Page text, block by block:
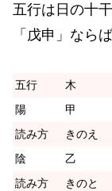
五行は日の十
「戊申」なら
五行 木
陽
甲
読み方
きのえ
陰
乙
読み方
きのと